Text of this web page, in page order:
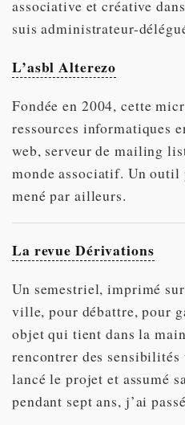
associative et créative
suis administrateur-
L’asbl Alterezo
Fondée en 2004, cette
ressources informatiques
web, serveur de mailing
monde associatif. Un
mené par ailleurs.
La revue Dérivations
Un semestriel, imprimé
ville, pour débattre, pour
objet qui tient dans la
rencontrer des
lancé le projet et assumé
pendant sept ans, j’ai